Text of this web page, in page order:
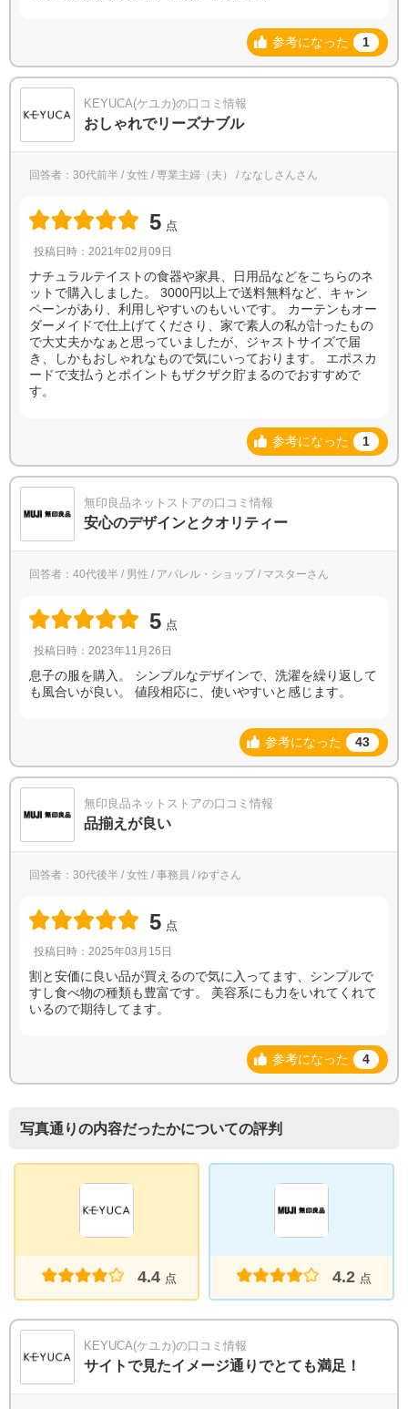
参考になった 1
KEYUCA(ケユカ)の口コミ情報
おしゃれでリーズナブル
回答者：30代前半 / 女性 / 専業主婦（夫） / ななしさんさん
5 点
投稿日時：2021年02月09日
ナチュラルテイストの食器や家具、日用品などをこちらのネ
ットで購入しました。 3000円以上で送料無料など、キャン
ペーンがあり、利用しやすいのもいいです。 カーテンもオー
ダーメイドで仕上げてくださり、家で素人の私が計ったもの
で大丈夫かなぁと思っていましたが、ジャストサイズで届
き、しかもおしゃれなもので気にいっております。 エポスカ
ードで支払うとポイントもザクザク貯まるのでおすすめで
す。
参考になった 1
無印良品ネットストアの口コミ情報
安心のデザインとクオリティー
回答者：40代後半 / 男性 / アパレル・ショップ / マスターさん
5 点
投稿日時：2023年11月26日
息子の服を購入。 シンプルなデザインで、洗濯を繰り返して
も風合いが良い。 値段相応に、使いやすいと感じます。
参考になった 43
無印良品ネットストアの口コミ情報
品揃えが良い
回答者：30代後半 / 女性 / 事務員 / ゆずさん
5 点
投稿日時：2025年03月15日
割と安価に良い品が買えるので気に入ってます、シンプルで
すし食べ物の種類も豊富です。 美容系にも力をいれてくれて
いるので期待してます。
参考になった 4
写真通りの内容だったかについての評判
4.4 点 4.2 点
KEYUCA(ケユカ)の口コミ情報
サイトで見たイメージ通りでとても満足！